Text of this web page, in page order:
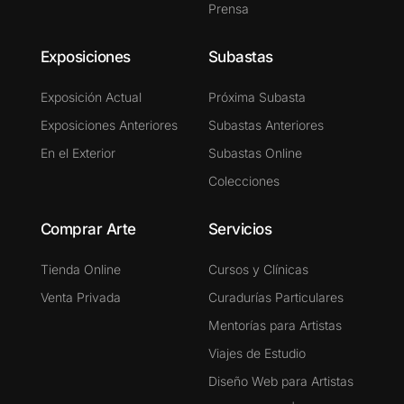
Prensa
Exposiciones
Exposición Actual
Exposiciones Anteriores
En el Exterior
Subastas
Próxima Subasta
Subastas Anteriores
Subastas Online
Colecciones
Comprar Arte
Tienda Online
Venta Privada
Servicios
Cursos y Clínicas
Curadurías Particulares
Mentorías para Artistas
Viajes de Estudio
Diseño Web para Artistas